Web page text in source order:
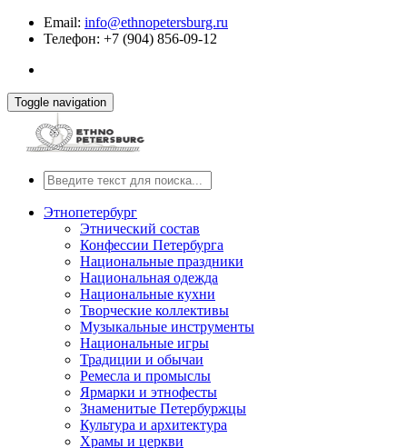
Email: info@ethnopetersburg.ru
Телефон: +7 (904) 856-09-12
Toggle navigation
Этнопетербург
Этнический состав
Конфессии Петербурга
Национальные праздники
Национальная одежда
Национальные кухни
Творческие коллективы
Музыкальные инструменты
Национальные игры
Традиции и обычаи
Ремесла и промыслы
Ярмарки и этнофесты
Знаменитые Петербуржцы
Культура и архитектура
Храмы и церкви